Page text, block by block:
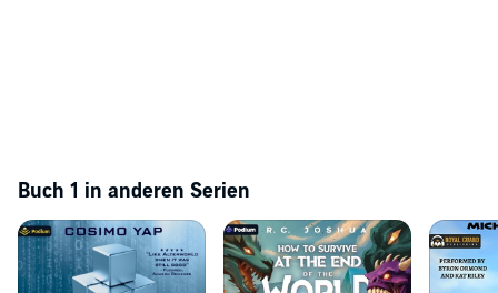
Buch 1 in anderen Serien